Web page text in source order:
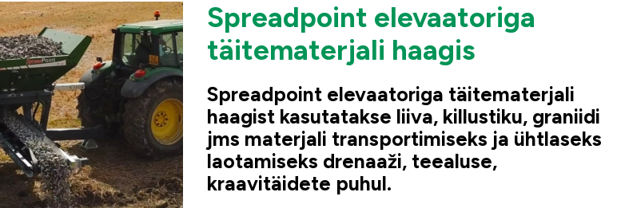
Spreadpoint elevaatoriga
täitematerjali haagis
Spreadpoint elevaatoriga täitematerjali
haagist kasutatakse liiva, killustiku, graniidi
jms materjali transportimiseks ja ühtlaseks
laotamiseks drenaaži, teealuse,
kraavitäidete puhul.